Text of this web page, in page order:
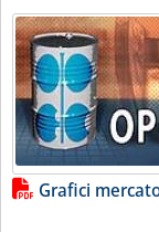
Lista allegati
Grafici